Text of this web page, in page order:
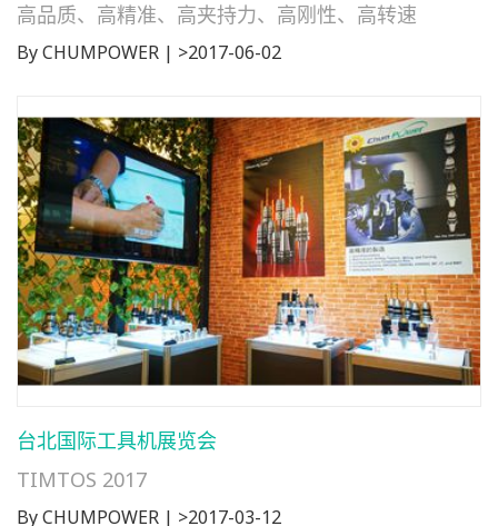
高品质、高精准、高夹持力、高刚性、高转速
By CHUMPOWER | >2017-06-02
台北国际工具机展览会
TIMTOS 2017
By CHUMPOWER | >2017-03-12